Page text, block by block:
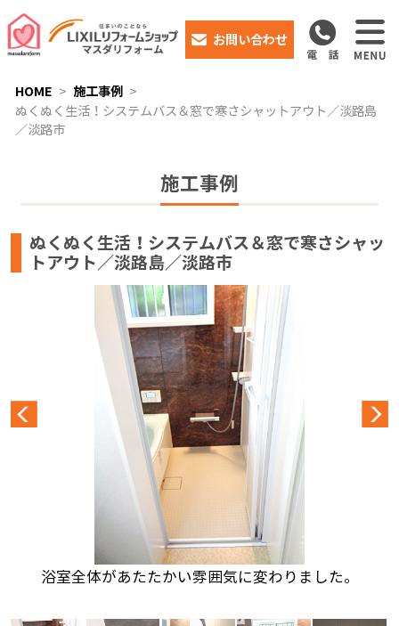
お問い合わせ
HOME
施工事例
ぬくぬく生活！システムバス＆窓で寒さシャットアウト／淡路島
／淡路市
施工事例
ぬくぬく生活！システムバス＆窓で寒さシャッ
トアウト／淡路島／淡路市
浴室全体があたたかい雰囲気に変わりました。